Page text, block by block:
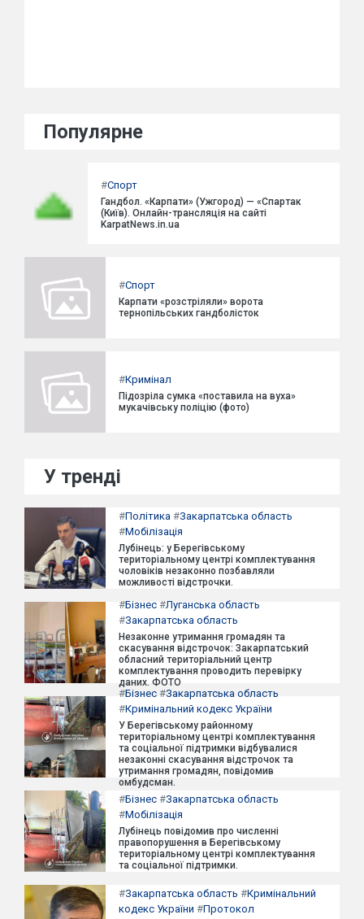
Популярне
#Спорт
Гандбол. «Карпати» (Ужгород) — «Спартак
(Київ). Онлайн-трансляція на сайті
KarpatNews.in.ua
#Спорт
Карпати «розстріляли» ворота
тернопільських гандболісток
#Кримінал
Підозріла сумка «поставила на вуха»
мукачівську поліцію (фото)
У тренді
#Політика #Закарпатська область
#Мобілізація
Лубінець: у Берегівському
територіальному центрі комплектування
чоловіків незаконно позбавляли
можливості відстрочки.
#Бізнес #Луганська область
#Закарпатська область
Незаконне утримання громадян та
скасування відстрочок: Закарпатський
обласний територіальний центр
комплектування проводить перевірку
даних. ФОТО
#Бізнес #Закарпатська область
#Кримінальний кодекс України
У Берегівському районному
територіальному центрі комплектування
та соціальної підтримки відбувалися
незаконні скасування відстрочок та
утримання громадян, повідомив
омбудсман.
#Бізнес #Закарпатська область
#Мобілізація
Лубінець повідомив про численні
правопорушення в Берегівському
територіальному центрі комплектування
та соціальної підтримки.
#Закарпатська область #Кримінальний
кодекс України #Протокол